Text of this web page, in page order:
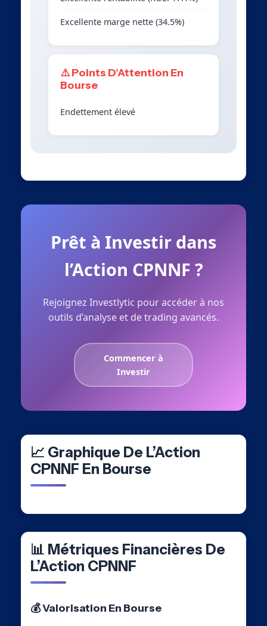
Excellente marge nette (34.5%)
⚠️ Points D’Attention En
Bourse
Endettement élevé
Prêt à Investir dans
l’Action CPNNF ?
Rejoignez Investlytic pour accéder à nos
outils d’analyse et de trading avancés.
Commencer à
Investir
📈 Graphique De L’Action
CPNNF En Bourse
📊 Métriques Financières De
L’Action CPNNF
💰 Valorisation En Bourse